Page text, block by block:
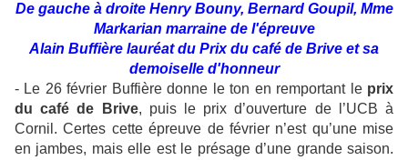
De gauche à droite Henry Bouny, Bernard Goupil, Mme
Markarian marraine de l'épreuve
Alain Buffière lauréat du Prix du café de Brive et sa
demoiselle d'honneur
- Le 26 février Buffière donne le ton en remportant le prix
du café de Brive, puis le prix d’ouverture de l’UCB à
Cornil. Certes cette épreuve de février n’est qu’une mise
en jambes, mais elle est le présage d’une grande saison.